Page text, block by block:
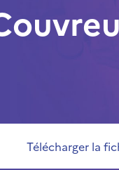
Télécharger la